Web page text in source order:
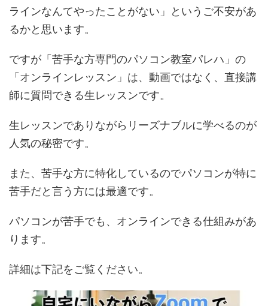
ラインなんてやったことがない」というご不安があ
るかと思います。
ですが「苦手な方専門のパソコン教室パレハ」の
「オンラインレッスン」は、動画ではなく、直接講
師に質問できる生レッスンです。
生レッスンでありながらリーズナブルに学べるのが
人気の秘密です。
また、苦手な方に特化しているのでパソコンが特に
苦手だと言う方には最適です。
パソコンが苦手でも、オンラインできる仕組みがあ
ります。
詳細は下記をご覧ください。